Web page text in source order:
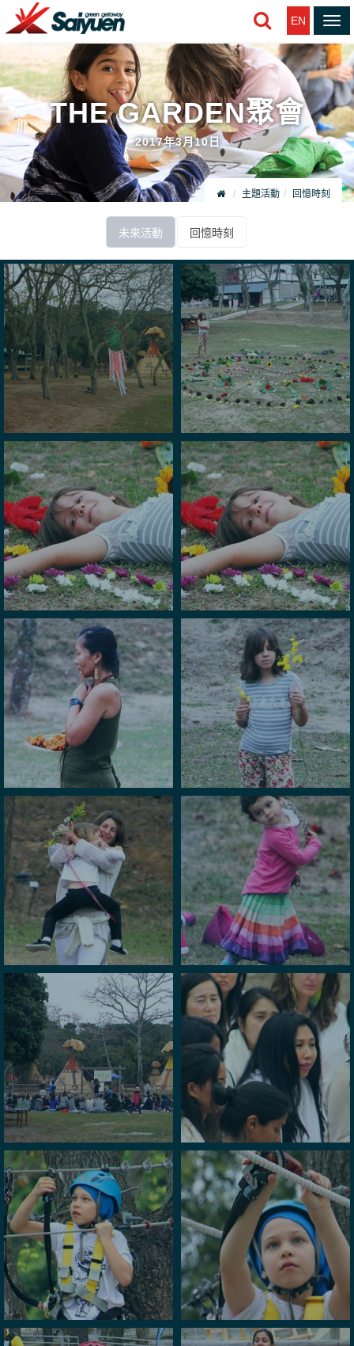
EN
THE GARDEN聚會
2017年3月10日
主題活動 回憶時刻
未來活動 回憶時刻